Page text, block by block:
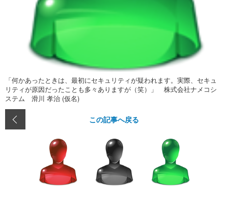
「何かあったときは、最初にセキュリティが疑われます。実際、セキュ
リティが原因だったことも多々ありますが（笑）」 株式会社ナメコシ
ステム 滑川 孝治 (仮名)
この記事へ戻る